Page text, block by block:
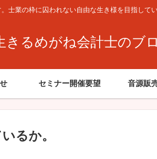
業の枠に囚われない自由な生き様を目指して
きるめがね会計士のブロ
セミナー開催要望 音源販
るか。